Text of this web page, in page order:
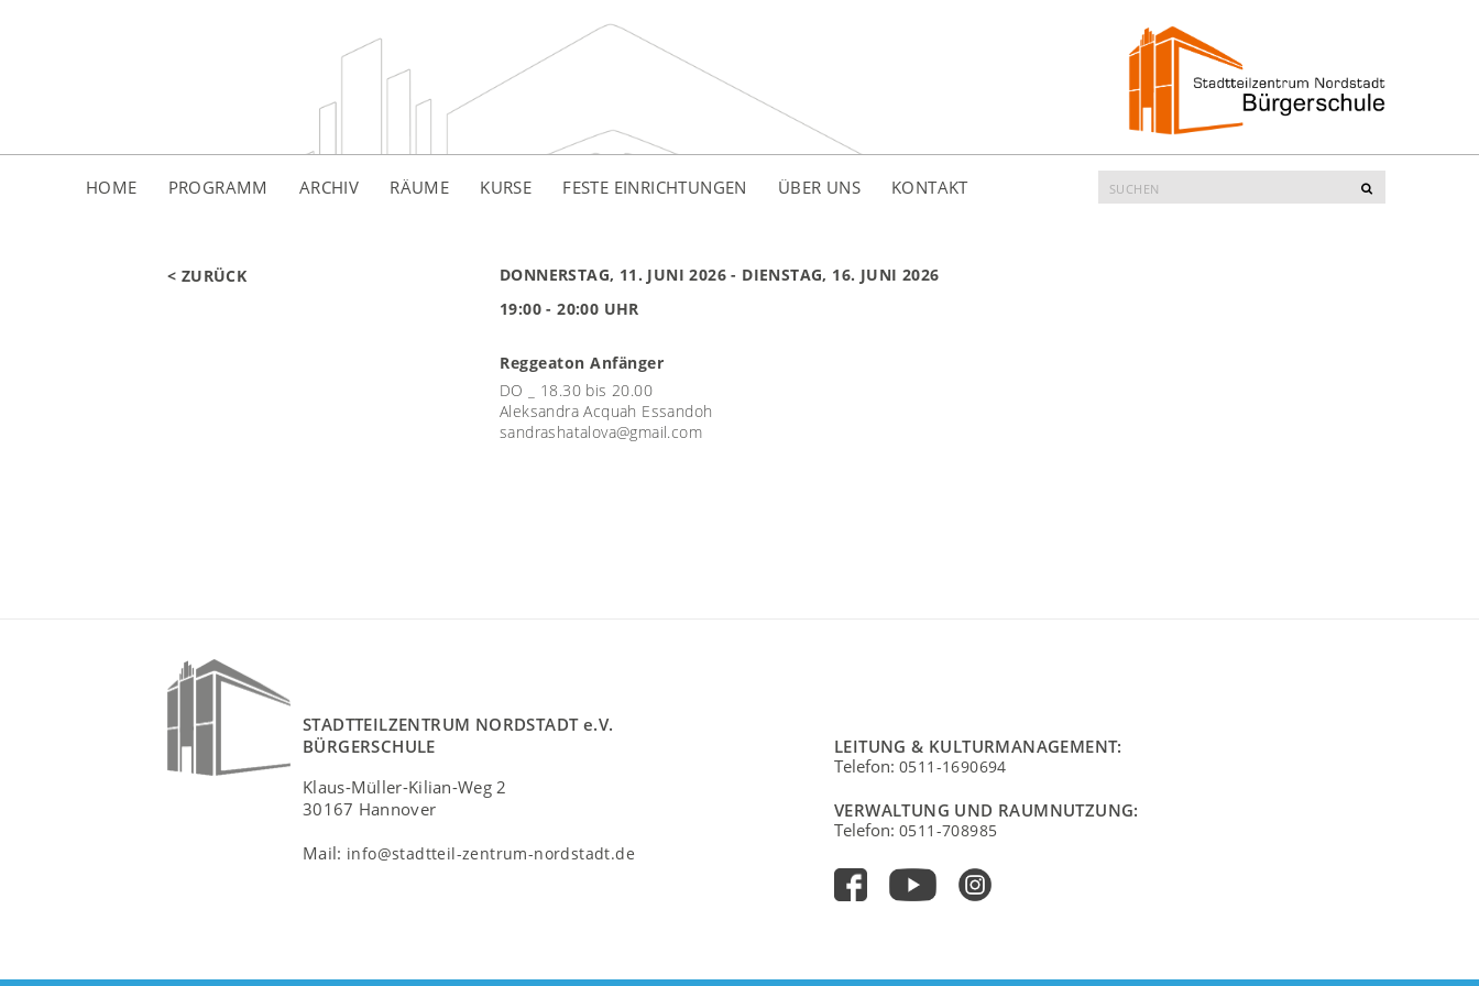
HOME PROGRAMM ARCHIV RÄUME KURSE FESTE EINRICHTUNGEN ÜBER UNS KONTAKT
Suche
nach:
< ZURÜCK DONNERSTAG, 11. JUNI 2026 - DIENSTAG, 16. JUNI 2026
19:00 - 20:00 UHR
Reggeaton Anfänger
DO _ 18.30 bis 20.00
Aleksandra Acquah Essandoh
sandrashatalova@gmail.com
STADTTEILZENTRUM NORDSTADT e.V.
BÜRGERSCHULE
Klaus-Müller-Kilian-Weg 2
30167 Hannover
Mail: info@stadtteil-zentrum-nordstadt.de
LEITUNG & KULTURMANAGEMENT:
Telefon: 0511-1690694
VERWALTUNG UND RAUMNUTZUNG:
Telefon: 0511-708985